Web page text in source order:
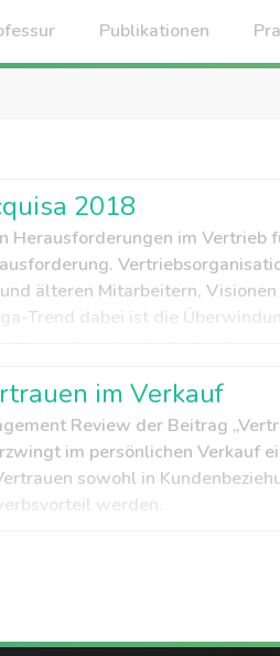
Publikationen
2018
im Vertrieb
älteren Mitarbeitern,
Trend dabei ist die
im Verkauf
Review der Beitrag
im persönlichen Verkauf
sowohl in
werden.